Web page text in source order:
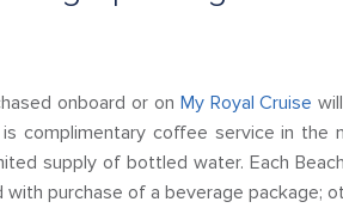
onboard or on My Royal Cruise
is complimentary coffee service in
supply of bottled water. Each
purchase of a beverage package;